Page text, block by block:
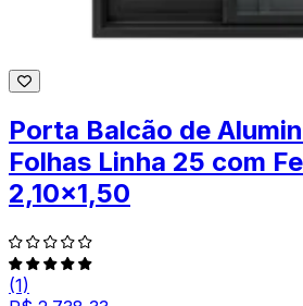
Porta Balcão de
Folhas Linha 25 com
2,10x1,50
(1)